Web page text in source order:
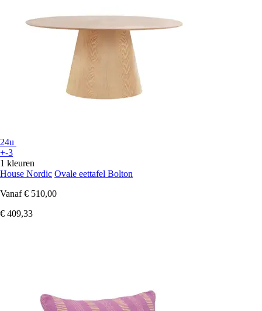
24u
+-3
1 kleuren
House Nordic Ovale eettafel Bolton
Vanaf € 510,00
€ 409,33